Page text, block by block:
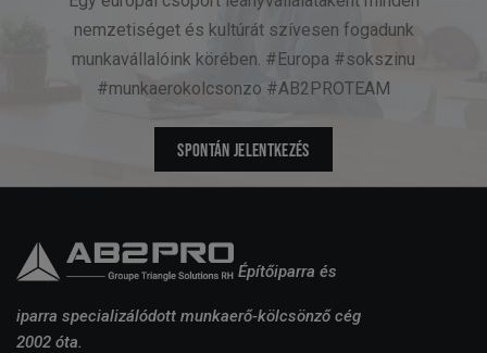
nemzetiséget és kultúrát szívesen fogadunk
munkavállalóink körében. #Europa #sokszinu
#munkaerokolcsonzo #AB2PROTEAM
SPONTÁN JELENTKEZÉS
Építőiparra és
iparra specializálódott munkaerő-kölcsönző cég
2002 óta.